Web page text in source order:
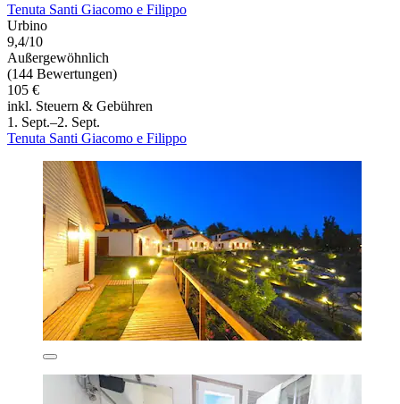
Tenuta Santi Giacomo e Filippo
Urbino
9,4/10
Außergewöhnlich
(144 Bewertungen)
105 €
inkl. Steuern & Gebühren
1. Sept.–2. Sept.
Tenuta Santi Giacomo e Filippo